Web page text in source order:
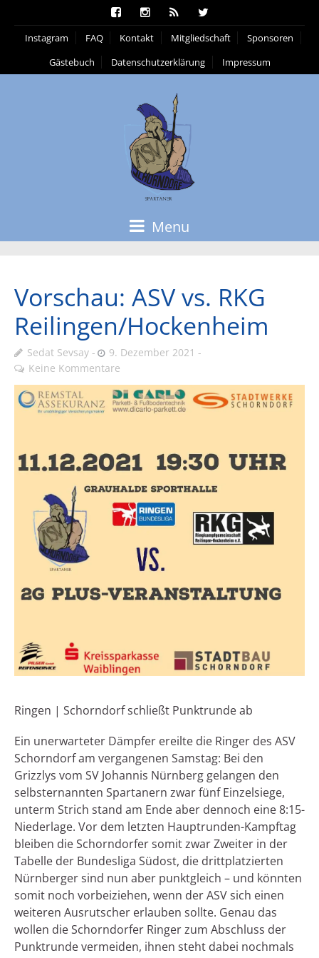
Instagram FAQ Kontakt Mitgliedschaft
Sponsoren
Gästebuch
Datenschutzerklärung Impressum
Menu
Vorschau: ASV vs. RKG
Reilingen/Hockenheim
Sedat Sevsay
9. Dezember 2021
Keine Kommentare
Ringen | Schorndorf schließt Punktrunde ab
Ein unerwarteter Dämpfer ereilte die Ringer des ASV
Schorndorf am vergangenen Samstag: Bei den
Grizzlys vom SV Johannis Nürnberg gelangen den
selbsternannten Spartanern zwar fünf Einzelsiege,
unterm Strich stand am Ende aber dennoch eine 8:15-
Niederlage. Vor dem letzten Hauptrunden-Kampftag
bleiben die Schorndorfer somit zwar Zweiter in der
Tabelle der Bundesliga Südost, die drittplatzierten
Nürnberger sind nun aber punktgleich – und könnten
somit noch vorbeiziehen, wenn der ASV sich einen
weiteren Ausrutscher erlauben sollte. Genau das
wollen die Schorndorfer Ringer zum Abschluss der
Punktrunde vermeiden, ihnen steht dabei nochmals